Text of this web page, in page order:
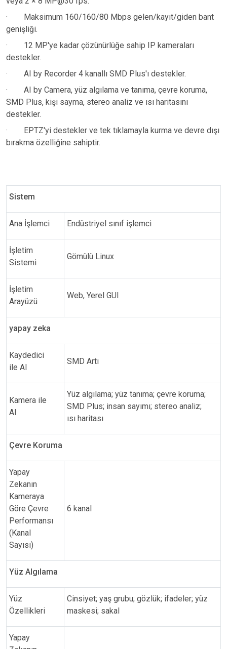
·
Maksimum 160/160/80 Mbps gelen/kayıt/giden bant
genişliği.
·
12 MP'ye kadar çözünürlüğe sahip IP kameraları
destekler.
·
AI by Recorder 4 kanallı SMD Plus'ı destekler.
·
AI by Camera, yüz algılama ve tanıma, çevre koruma,
SMD Plus, kişi sayma, stereo analiz ve ısı haritasını
destekler.
·
EPTZ'yi destekler ve tek tıklamayla kurma ve devre dışı
bırakma özelliğine sahiptir.
Sistem
Ana İşlemci Endüstriyel sınıf işlemci
İşletim
Sistemi
Gömülü Linux
İşletim
Arayüzü
Web, Yerel GUI
yapay zeka
Kaydedici
ile AI
SMD Artı
Kamera ile
AI
Yüz algılama; yüz tanıma; çevre koruma;
SMD Plus; insan sayımı; stereo analiz;
ısı haritası
Çevre Koruma
Yapay
Zekanın
Kameraya
Göre Çevre
Performansı
(Kanal
Sayısı)
6 kanal
Yüz Algılama
Yüz
Özellikleri
Cinsiyet; yaş grubu; gözlük; ifadeler; yüz
maskesi; sakal
Yapay